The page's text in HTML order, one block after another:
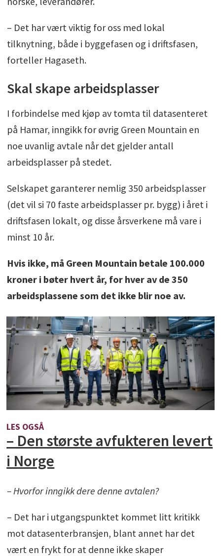
– Det har vært viktig for oss med lokal
tilknytning, både i byggefasen og i driftsfasen,
forteller Hagaseth.
Skal skape arbeidsplasser
I forbindelse med kjøp av tomta til datasenteret
på Hamar, inngikk for øvrig Green Mountain en
noe uvanlig avtale når det gjelder antall
arbeidsplasser på stedet.
Selskapet garanterer nemlig 350 arbeidsplasser
(det vil si 70 faste arbeidsplasser pr. bygg) i året i
driftsfasen lokalt, og disse årsverkene må vare i
minst 10 år.
Hvis ikke, må Green Mountain betale 100.000
kroner i bøter hvert år, for hver av de 350
arbeidsplassene som det ikke blir noe av.
LES OGSÅ
– Den største avfukteren levert
i Norge
– Hvorfor inngikk dere denne avtalen?
– Det har i utgangspunktet kommet litt kritikk
mot datasenterbransjen, blant annet har det
vært en frykt for at denne ikke skaper